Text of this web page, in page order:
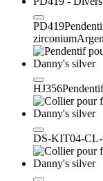
PD419
zirconium
HJ356
DS-KIT04-